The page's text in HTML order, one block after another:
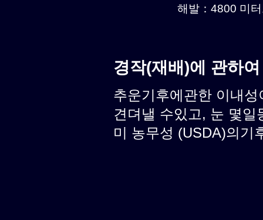
해발：4800 미
경작(재배)에 관하
추운기후에관한 이내
견뎌낼 수있고, 눈 몇
미 농무성 (USDA)의기